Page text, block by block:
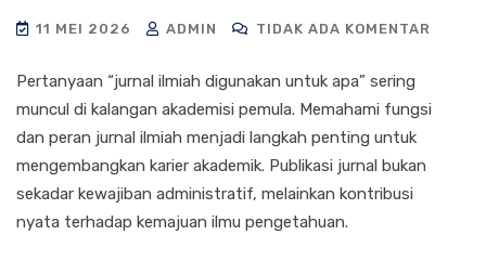
11 MEI 2026 ADMIN TIDAK ADA KOMENTAR
Pertanyaan “jurnal ilmiah digunakan untuk apa” sering
muncul di kalangan akademisi pemula. Memahami fungsi
dan peran jurnal ilmiah menjadi langkah penting untuk
mengembangkan karier akademik. Publikasi jurnal bukan
sekadar kewajiban administratif, melainkan kontribusi
nyata terhadap kemajuan ilmu pengetahuan.